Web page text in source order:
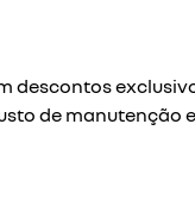
descontos
de